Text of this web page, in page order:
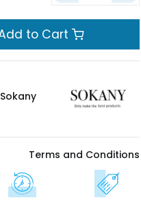
Add to Cart
Sokany
Terms and Conditions